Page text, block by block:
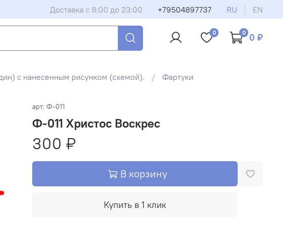
Доставка с 8:00 до 23:00 +79504897737 RU EN
0 0 0 ₽
с нанесенным рисунком (схемой). Фартуки
арт. Ф-011
Ф-011 Христос Воскрес
300 ₽
В корзину
Купить в 1 клик